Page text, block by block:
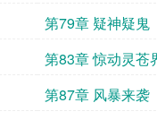
第79章 疑神疑鬼
第83章 惊动灵苍
第87章 风暴来袭